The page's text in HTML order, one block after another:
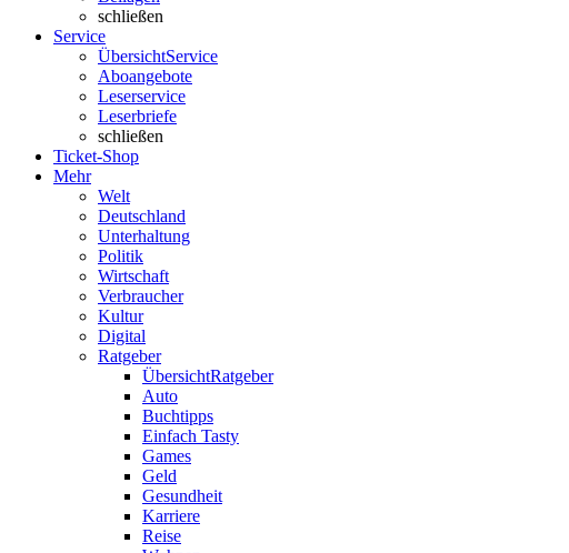
schließen
Service
ÜbersichtService
Aboangebote
Leserservice
Leserbriefe
schließen
Ticket-Shop
Mehr
Welt
Deutschland
Unterhaltung
Politik
Wirtschaft
Verbraucher
Kultur
Digital
Ratgeber
ÜbersichtRatgeber
Auto
Buchtipps
Einfach Tasty
Games
Geld
Gesundheit
Karriere
Reise